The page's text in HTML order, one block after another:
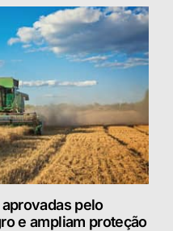
pelo
e ampliam proteção